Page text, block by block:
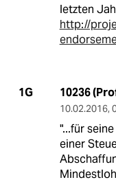
letzten
http://
1G 10236
10.02.2016,
"...für
einer